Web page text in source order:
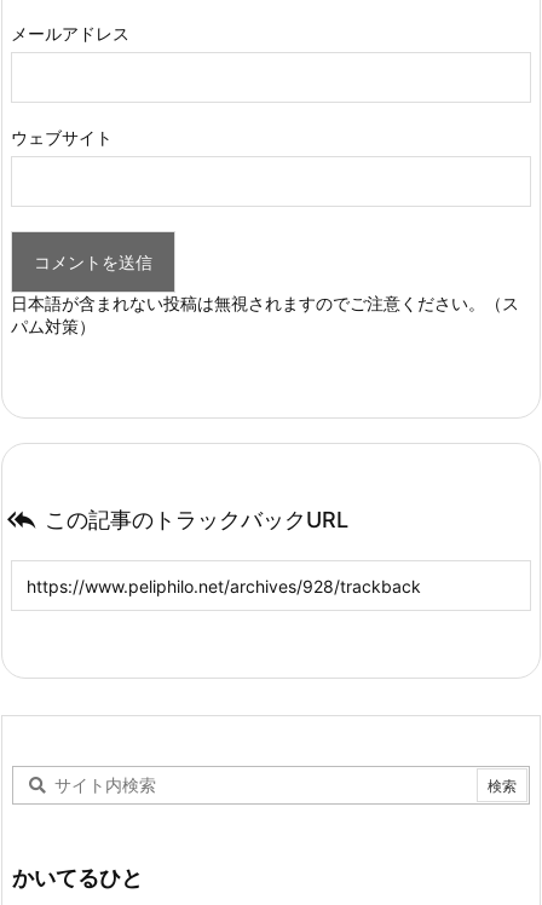
メールアドレス
ウェブサイト
日本語が含まれない投稿は無視されますのでご注意ください。（ス
パム対策）
 この記事のトラックバックURL
かいてるひと